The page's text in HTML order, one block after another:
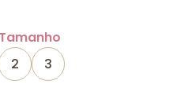
Tamanho
2
3